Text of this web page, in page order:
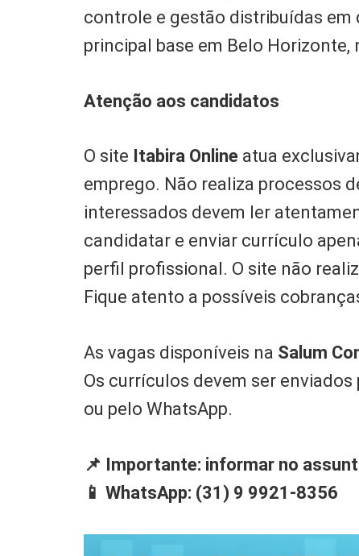
controle e gestão distribuídas
principal base em Belo Horizonte,
Atenção aos candidatos
O site Itabira Online atua
emprego. Não realiza processos
interessados devem ler
candidatar e enviar currículo
perfil profissional. O site não
Fique atento a possíveis
As vagas disponíveis na Salum
Os currículos devem ser
ou pelo WhatsApp.
📌 Importante: informar no
📱 WhatsApp: (31) 9 9921-8356